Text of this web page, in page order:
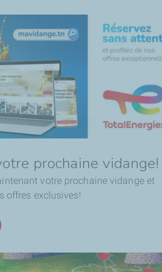
prochaine vidange!
votre prochaine vidange et
offres exclusives!
TotalEnergies
Tunisia
Ma